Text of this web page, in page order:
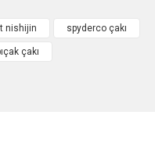
yapın!
nishijin spyderco çakı
çakı